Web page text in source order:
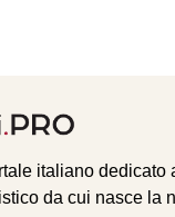
italiano dedicato
da cui nasce la